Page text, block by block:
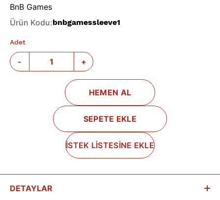
BnB Games
Ürün Kodu:bnbgamessleeve1
Adet
- +
HEMEN AL
SEPETE EKLE
İSTEK LİSTESİNE EKLE
DETAYLAR